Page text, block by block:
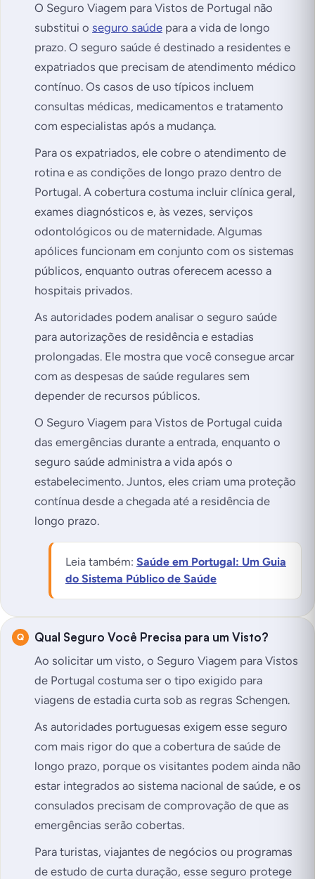
O Seguro Viagem para Vistos de Portugal não
substitui o seguro saúde para a vida de longo
prazo. O seguro saúde é destinado a residentes e
expatriados que precisam de atendimento médico
contínuo. Os casos de uso típicos incluem
consultas médicas, medicamentos e tratamento
com especialistas após a mudança.
Para os expatriados, ele cobre o atendimento de
rotina e as condições de longo prazo dentro de
Portugal. A cobertura costuma incluir clínica geral,
exames diagnósticos e, às vezes, serviços
odontológicos ou de maternidade. Algumas
apólices funcionam em conjunto com os sistemas
públicos, enquanto outras oferecem acesso a
hospitais privados.
As autoridades podem analisar o seguro saúde
para autorizações de residência e estadias
prolongadas. Ele mostra que você consegue arcar
com as despesas de saúde regulares sem
depender de recursos públicos.
O Seguro Viagem para Vistos de Portugal cuida
das emergências durante a entrada, enquanto o
seguro saúde administra a vida após o
estabelecimento. Juntos, eles criam uma proteção
contínua desde a chegada até a residência de
longo prazo.
Leia também: Saúde em Portugal: Um Guia
do Sistema Público de Saúde
Qual Seguro Você Precisa para um Visto?
Ao solicitar um visto, o Seguro Viagem para Vistos
de Portugal costuma ser o tipo exigido para
viagens de estadia curta sob as regras Schengen.
As autoridades portuguesas exigem esse seguro
com mais rigor do que a cobertura de saúde de
longo prazo, porque os visitantes podem ainda não
estar integrados ao sistema nacional de saúde, e os
consulados precisam de comprovação de que as
emergências serão cobertas.
Para turistas, viajantes de negócios ou programas
de estudo de curta duração, esse seguro protege